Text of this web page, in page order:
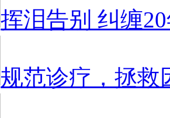
挥泪告别 纠缠
规范诊疗，拯救